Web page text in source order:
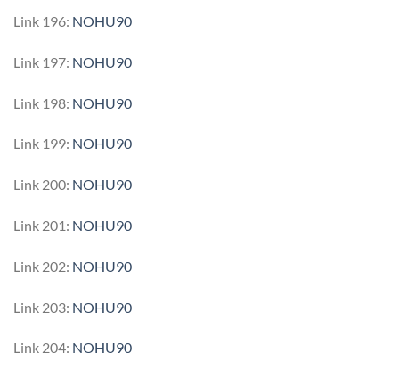
Link 196: NOHU90
Link 197: NOHU90
Link 198: NOHU90
Link 199: NOHU90
Link 200: NOHU90
Link 201: NOHU90
Link 202: NOHU90
Link 203: NOHU90
Link 204: NOHU90